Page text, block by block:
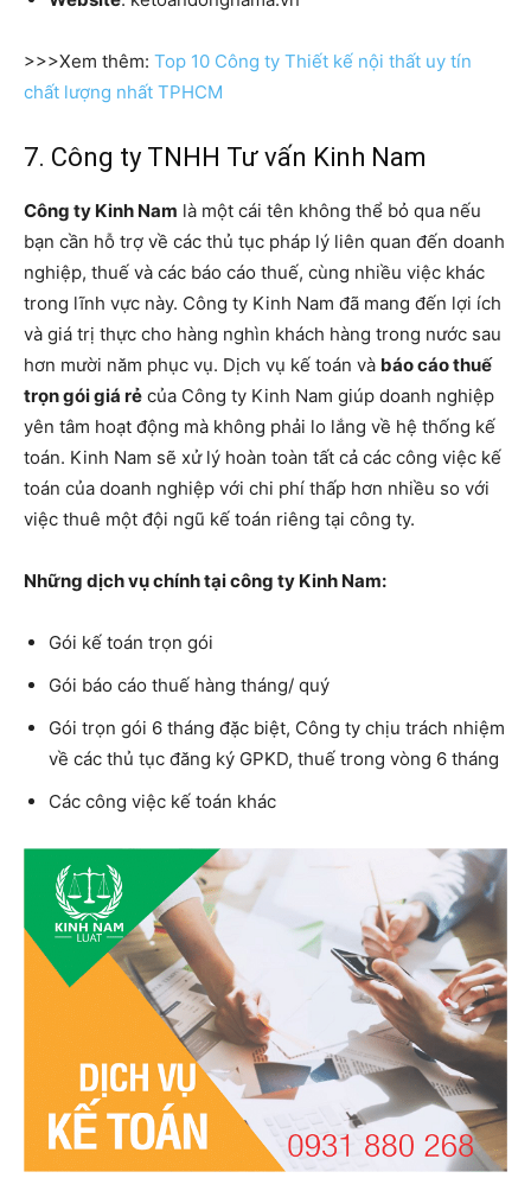
>>>Xem thêm: Top 10 Công ty Thiết kế nội thất uy tín
chất lượng nhất TPHCM
7. Công ty TNHH Tư vấn Kinh Nam
Công ty Kinh Nam là một cái tên không thể bỏ qua nếu
bạn cần hỗ trợ về các thủ tục pháp lý liên quan đến doanh
nghiệp, thuế và các báo cáo thuế, cùng nhiều việc khác
trong lĩnh vực này. Công ty Kinh Nam đã mang đến lợi ích
và giá trị thực cho hàng nghìn khách hàng trong nước sau
hơn mười năm phục vụ. Dịch vụ kế toán và báo cáo thuế
trọn gói giá rẻ của Công ty Kinh Nam giúp doanh nghiệp
yên tâm hoạt động mà không phải lo lắng về hệ thống kế
toán. Kinh Nam sẽ xử lý hoàn toàn tất cả các công việc kế
toán của doanh nghiệp với chi phí thấp hơn nhiều so với
việc thuê một đội ngũ kế toán riêng tại công ty.
Những dịch vụ chính tại công ty Kinh Nam:
Gói kế toán trọn gói
Gói báo cáo thuế hàng tháng/ quý
Gói trọn gói 6 tháng đặc biệt, Công ty chịu trách nhiệm
về các thủ tục đăng ký GPKD, thuế trong vòng 6 tháng
Các công việc kế toán khác